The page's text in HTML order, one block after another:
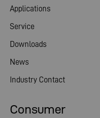
Consumer
Applications
Service
Downloads
News
Industry Contact